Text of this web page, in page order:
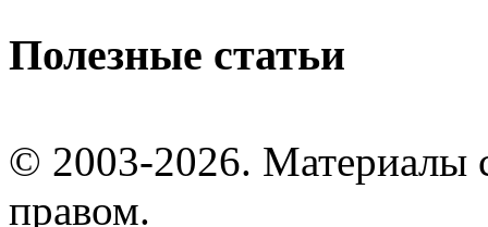
Полезные статьи
© 2003-2026. Материалы
правом.